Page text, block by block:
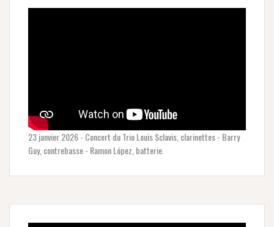
23 janvier 2026 - Concert du Trio Louis Sclavis, clarinettes - Barry
Guy, contrebasse - Ramon López, batterie.